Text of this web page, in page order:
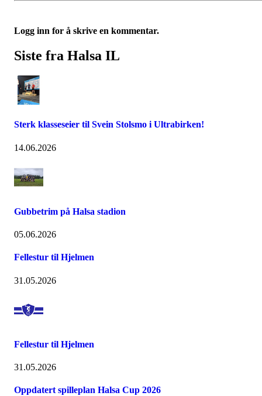
Logg inn for å skrive en kommentar.
Siste fra Halsa IL
Sterk klasseseier til Svein Stolsmo i Ultrabirken!
14.06.2026
Gubbetrim på Halsa stadion
05.06.2026
Fellestur til Hjelmen
31.05.2026
Fellestur til Hjelmen
31.05.2026
Oppdatert spilleplan Halsa Cup 2026